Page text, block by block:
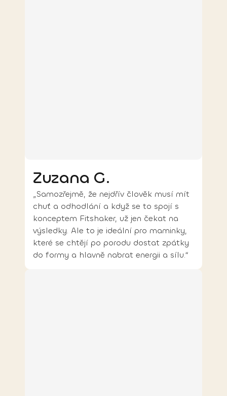
Zuzana G.
„Samozřejmě, že nejdřív člověk musí mít
chuť a odhodlání a když se to spojí s
konceptem Fitshaker, už jen čekat na
výsledky. Ale to je ideální pro maminky,
které se chtějí po porodu dostat zpátky
do formy a hlavně nabrat energii a sílu.“